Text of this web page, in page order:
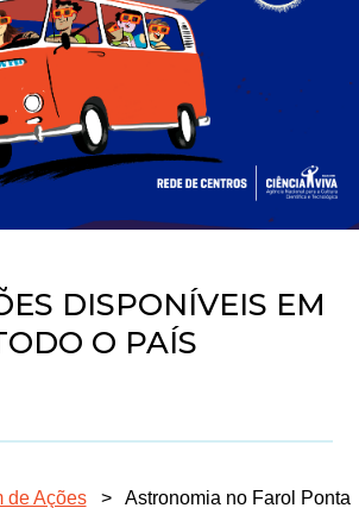
DISPONÍVEIS EM
O PAÍS
de Ações >
Astronomia no Farol Ponta